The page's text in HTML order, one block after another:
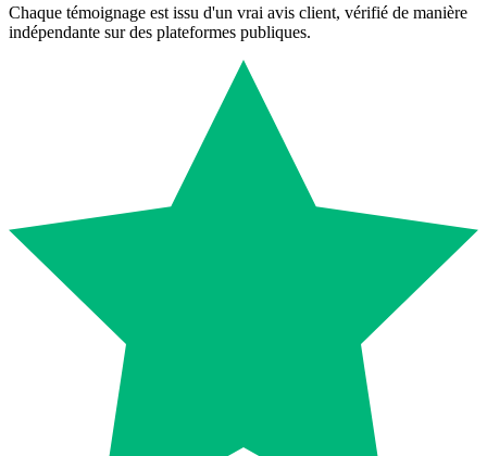
Chaque témoignage est issu d'un vrai avis client, vérifié de manière
indépendante sur des plateformes publiques.